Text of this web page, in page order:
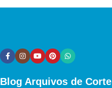
Blog Arquivos de Corte